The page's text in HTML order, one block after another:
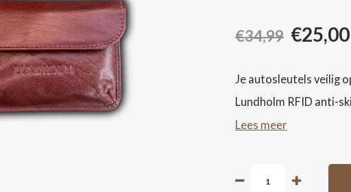
€34,99 €25,00
Je autosleutels veilig
Lundholm RFID anti-
Lees meer